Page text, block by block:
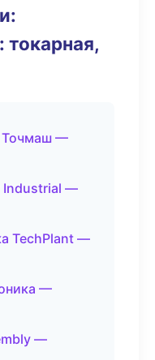
токарная,
Точмаш —
Industrial —
TechPlant —
—
—